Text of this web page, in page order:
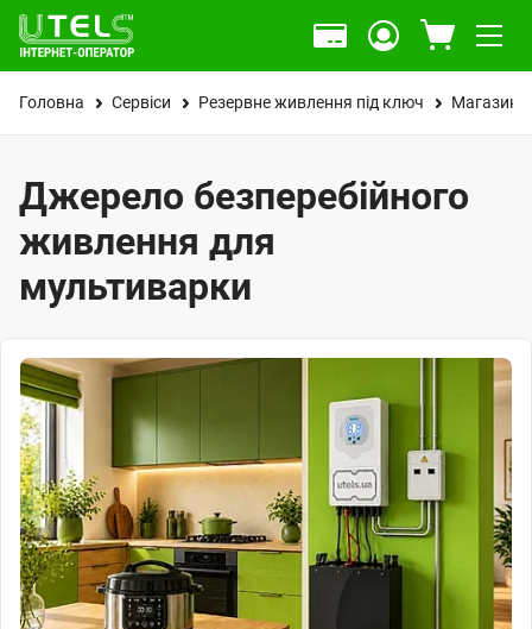
Головна Сервіси Резервне живлення під ключ Магазин
Джерело безперебійного
живлення для
мультиварки